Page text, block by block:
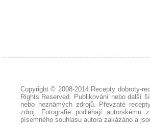
Copyright © 2008-2014 Recepty dobroty-
Rights Reserved. Publikování nebo další
nebo neznámých zdrojů. Převzaté
zdroj. Fotografie podléhají
písemného souhlasu autora zakázáno a